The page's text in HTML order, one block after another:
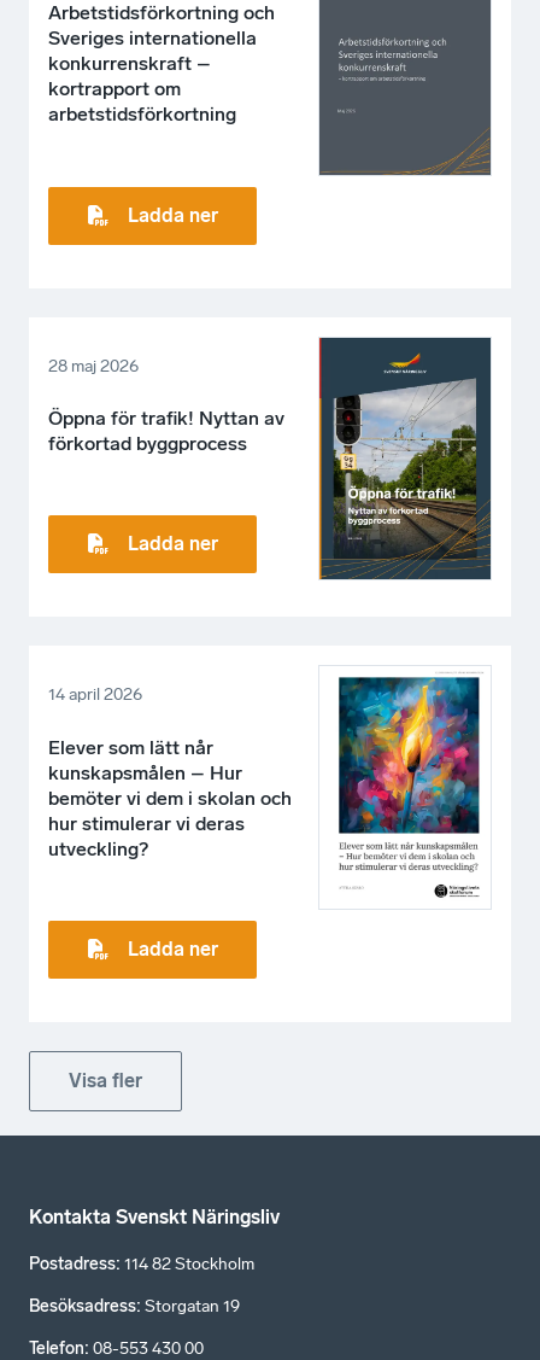
Arbetstidsförkortning och
Sveriges internationella
konkurrenskraft –
kortrapport om
arbetstidsförkortning
Ladda ner
28 maj 2026
Öppna för trafik! Nyttan av
förkortad byggprocess
Ladda ner
14 april 2026
Elever som lätt når
kunskapsmålen – Hur
bemöter vi dem i skolan och
hur stimulerar vi deras
utveckling?
Ladda ner
Visa fler
Kontakta Svenskt Näringsliv
Postadress: 114 82 Stockholm
Besöksadress: Storgatan 19
Telefon: 08-553 430 00